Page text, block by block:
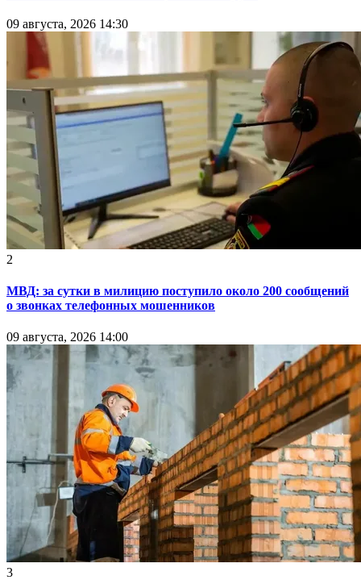
09 августа, 2026 14:30
2
МВД: за сутки в милицию поступило около 200 сообщений
о звонках телефонных мошенников
09 августа, 2026 14:00
3